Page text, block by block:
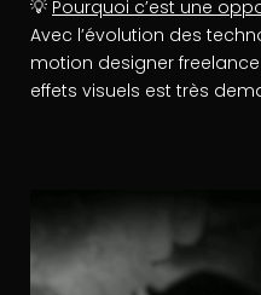
💡 Pourquoi c’est une
Avec l’évolution des
motion designer
effets visuels est très